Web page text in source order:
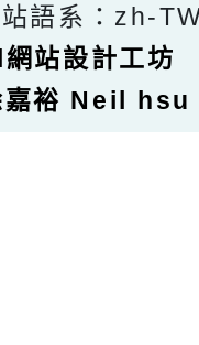
語系：zh-
站設計工坊
嘉裕 Neil hsu